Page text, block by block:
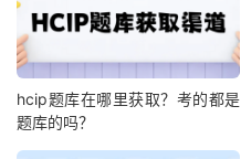
hcip题库在哪里获取？考的都是
题库的吗？